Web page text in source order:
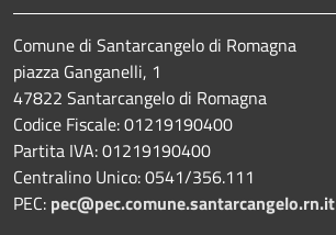
Comune di Santarcangelo di Romagna
piazza Ganganelli, 1
47822 Santarcangelo di Romagna
Codice Fiscale: 01219190400
Partita IVA: 01219190400
Centralino Unico: 0541/356.111
PEC: pec@pec.comune.santarcangelo.rn.it